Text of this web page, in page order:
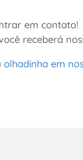
em contato!
receberá
olhadinha em